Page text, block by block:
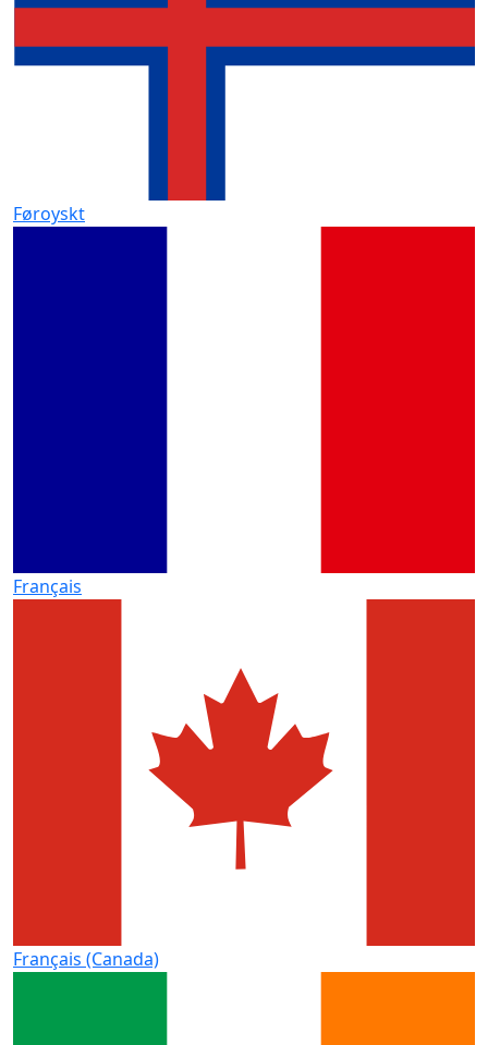
Føroyskt
Français
Français (Canada)